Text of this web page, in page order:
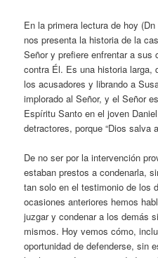
En la primera lectura de hoy
nos presenta la historia de la
Señor y prefiere enfrentar a sus
contra Él. Es una historia larga,
los acusadores y librando a
implorado al Señor, y el Señor
Espíritu Santo en el joven
detractores, porque “Dios salva
De no ser por la intervención
estaban prestos a condenarla,
tan solo en el testimonio de los
ocasiones anteriores hemos
juzgar y condenar a los demás
mismos. Hoy vemos cómo,
oportunidad de defenderse, sin